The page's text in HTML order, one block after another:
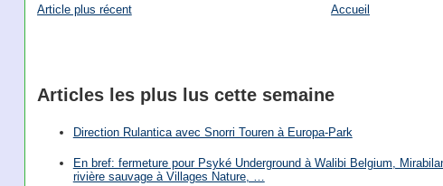
Article plus récent Accueil
Articles les plus lus cette semaine
Direction Rulantica avec Snorri Touren à Europa-Park
En bref: fermeture pour Psyké Underground à Walibi Belgium,
rivière sauvage à Villages Nature, …